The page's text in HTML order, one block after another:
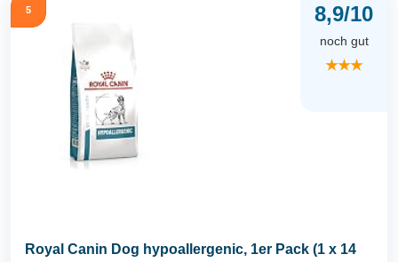
5 8,9/10
noch gut
★★★
Royal Canin Dog hypoallergenic, 1er Pack (1 x 14